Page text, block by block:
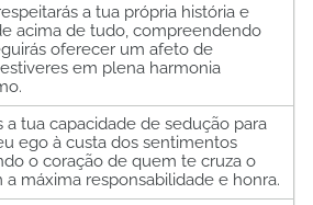
a tua própria história e
acima de tudo, compreendendo
oferecer um afeto de
em plena harmonia
a tua capacidade de sedução para
ego à custa dos sentimentos
o coração de quem te cruza o
máxima responsabilidade e honra.